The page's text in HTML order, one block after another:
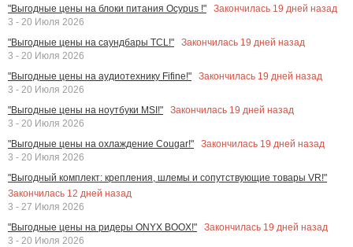
"Выгодные цены на блоки питания Ocypus !"
Закончилась 19 дней назад
3 - 20 Июля 2026
"Выгодные цены на саундбары TCL!"
Закончилась 19 дней назад
3 - 20 Июля 2026
"Выгодные цены на аудиотехнику Fifine!"
Закончилась 19 дней назад
3 - 20 Июля 2026
"Выгодные цены на ноутбуки MSI!"
Закончилась 19 дней назад
3 - 20 Июля 2026
"Выгодные цены на охлаждение Cougar!"
Закончилась 19 дней назад
3 - 20 Июля 2026
"Выгодный комплект: крепления, шлемы и сопутствующие товары VR!"
Закончилась 12 дней назад
3 - 27 Июля 2026
"Выгодные цены на ридеры ONYX BOOX!"
Закончилась 19 дней назад
3 - 20 Июля 2026